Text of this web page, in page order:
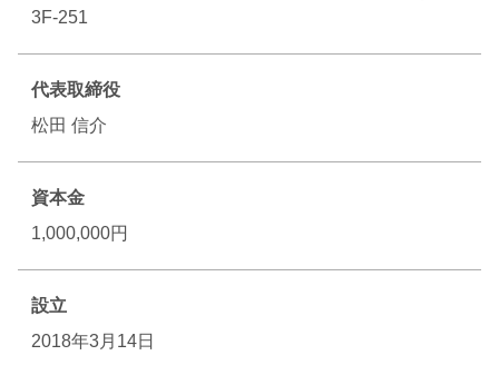
3F-251
代表取締役
松田 信介
資本金
1,000,000円
設立
2018年3月14日